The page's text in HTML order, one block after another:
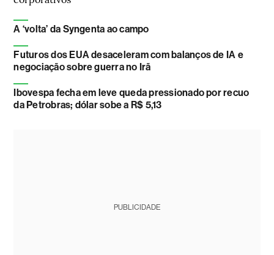
A ‘volta’ da Syngenta ao campo
Futuros dos EUA desaceleram com balanços de IA e
negociação sobre guerra no Irã
Ibovespa fecha em leve queda pressionado por recuo
da Petrobras; dólar sobe a R$ 5,13
PUBLICIDADE